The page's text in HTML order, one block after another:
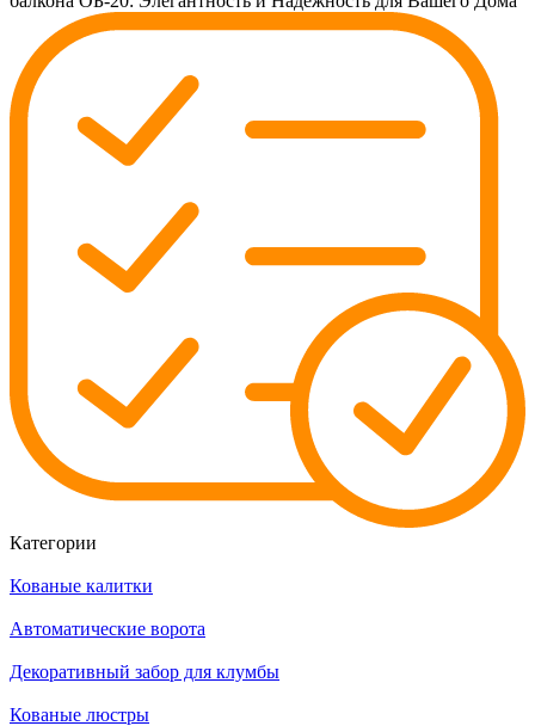
Категории
Кованые калитки
Автоматические ворота
Декоративный забор для клумбы
Кованые люстры